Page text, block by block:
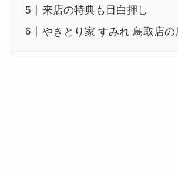
来店の特典も目白押し
やきとり家 すみれ 鳥取店の